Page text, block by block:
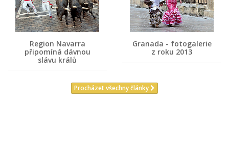
Region Navarra
připomíná dávnou
slávu králů
Granada - fotogalerie
z roku 2013
Procházet všechny články